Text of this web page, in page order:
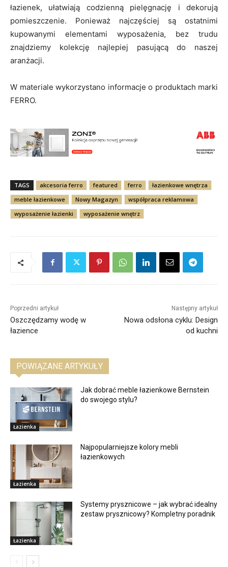
łazienek, ułatwiają codzienną pielęgnację i dekorują
pomieszczenie. Ponieważ najczęściej są ostatnimi
kupowanymi elementami wyposażenia, bez trudu
znajdziemy kolekcję najlepiej pasującą do naszej
aranżacji.
W materiale wykorzystano informacje o produktach marki
FERRO.
TAGS akcesoria ferro featured ferro
łazienkowe wnętrza
meble łazienkowe
Nowy Magazyn
współpraca reklamowa
wyposażenie łazienki
wyposażenie wnętrz
Poprzedni artykuł
Oszczędzamy wodę w
łazience
Następny artykuł
Nowa odsłona cyklu: Design
od kuchni
POWIĄZANE ARTYKUŁY
Łazienka
Jak dobrać meble łazienkowe Bernstein
do swojego stylu?
Łazienka
Najpopularniejsze kolory mebli
łazienkowych
Łazienka
Systemy prysznicowe – jak wybrać idealny
zestaw prysznicowy? Kompletny poradnik